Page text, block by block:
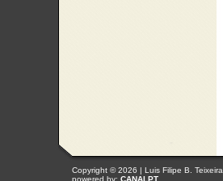
Copyright © 2026 | Luis Filipe B. Teixeira
powered by: CANALPT